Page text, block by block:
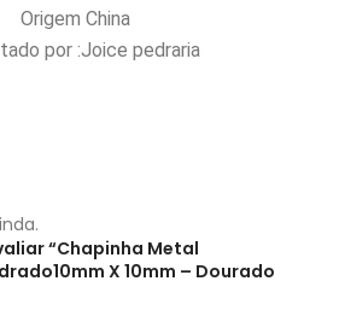
Origem China
por :Joice pedraria
“Chapinha Metal
X 10mm – Dourado